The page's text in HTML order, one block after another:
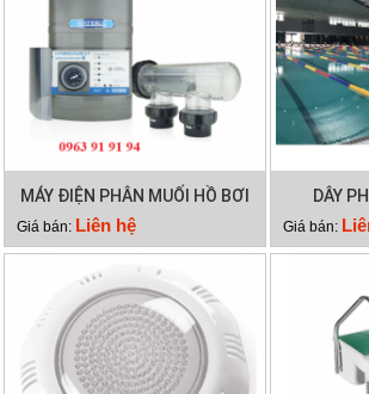
MÁY ĐIỆN PHÂN MUỐI HỒ BƠI
WATERCO HYDROCHLOR MK3
ST 3000
Giá bán: Liên hệ
DÂY
Giá bán: